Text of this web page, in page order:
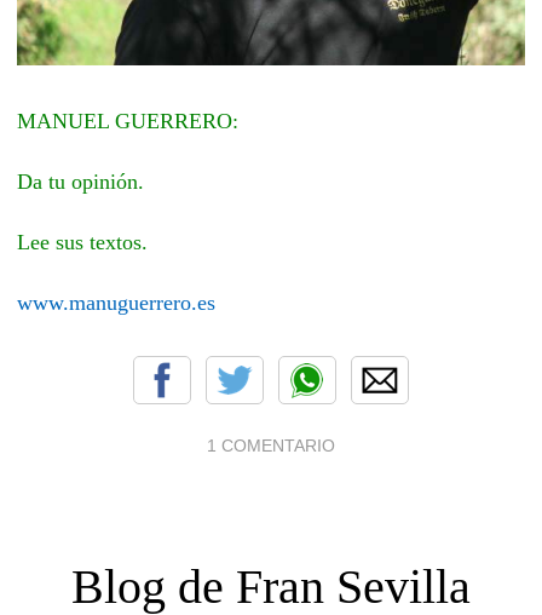
MANUEL GUERRERO:
Da tu opinión.
Lee sus textos.
www.manuguerrero.es
1 COMENTARIO
Blog de Fran Sevilla